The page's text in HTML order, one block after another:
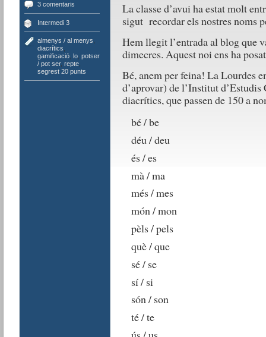
3 comentaris
Intermedi 3
almenys / al menys
diacrítics
gamificació, lo, potser
/ pot ser, repte,
segrest 20 punts
La classe d’avui ha estat molt
sigut recordar els nostres noms
Hem llegit l’entrada al blog que
dimecres. Aquest noi ens ha
Bé, anem per feina! La Lourdes
d’aprovar) de l’Institut
diacrítics, que passen de 150 a
bé / be
déu / deu
és / es
mà / ma
més / mes
món / mon
pèls / pels
què / que
sé / se
sí / si
són / son
té / te